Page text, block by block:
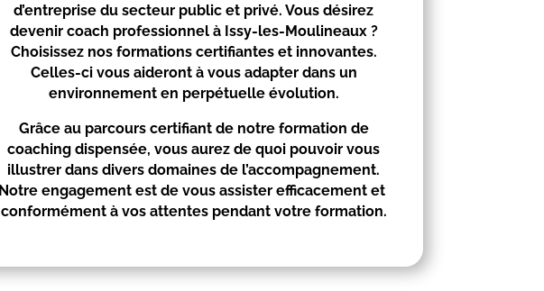
d’entreprise du secteur public et privé. Vous désirez
devenir coach professionnel à Issy-les-Moulineaux?
Choisissez nos formations certifiantes et innovantes.
Celles-ci vous aideront à vous adapter dans un
environnement en perpétuelle évolution.
Grâce au parcours certifiant de notre formation de
coaching dispensée, vous aurez de quoi pouvoir vous
illustrer dans divers domaines de l’accompagnement.
Notre engagement est de vous assister efficacement et
conformément à vos attentes pendant votre formation.